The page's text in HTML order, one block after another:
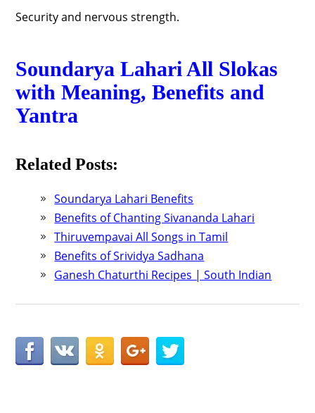
Security and nervous strength.
Soundarya Lahari All Slokas
with Meaning, Benefits and
Yantra
Related Posts:
Soundarya Lahari Benefits
Benefits of Chanting Sivananda Lahari
Thiruvempavai All Songs in Tamil
Benefits of Srividya Sadhana
Ganesh Chaturthi Recipes | South Indian